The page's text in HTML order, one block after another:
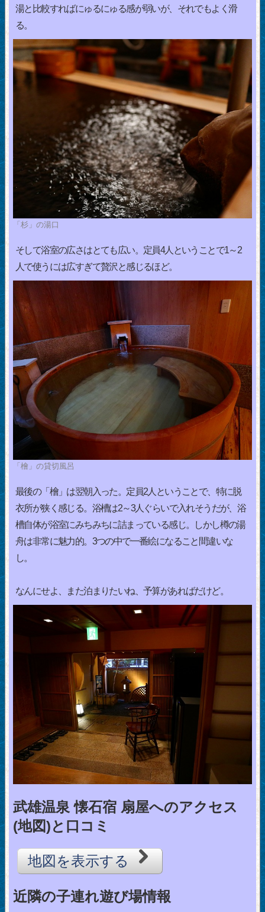
湯と比較すればにゅるにゅる感が弱いが、それでもよく滑
る。
「杉」の湯口
そして浴室の広さはとても広い。定員4人ということで1～2
人で使うには広すぎて贅沢と感じるほど。
「檜」の貸切風呂
最後の「檜」は翌朝入った。定員2人ということで、特に脱
衣所が狭く感じる。浴槽は2～3人ぐらいで入れそうだが、浴
槽自体が浴室にみちみちに詰まっている感じ。しかし樽の湯
舟は非常に魅力的。3つの中で一番絵になること間違いな
し。
なんにせよ、また泊まりたいね、予算があればだけど。
武雄温泉 懐石宿 扇屋へのアクセス
(地図)と口コミ
地図を表示する
近隣の子連れ遊び場情報